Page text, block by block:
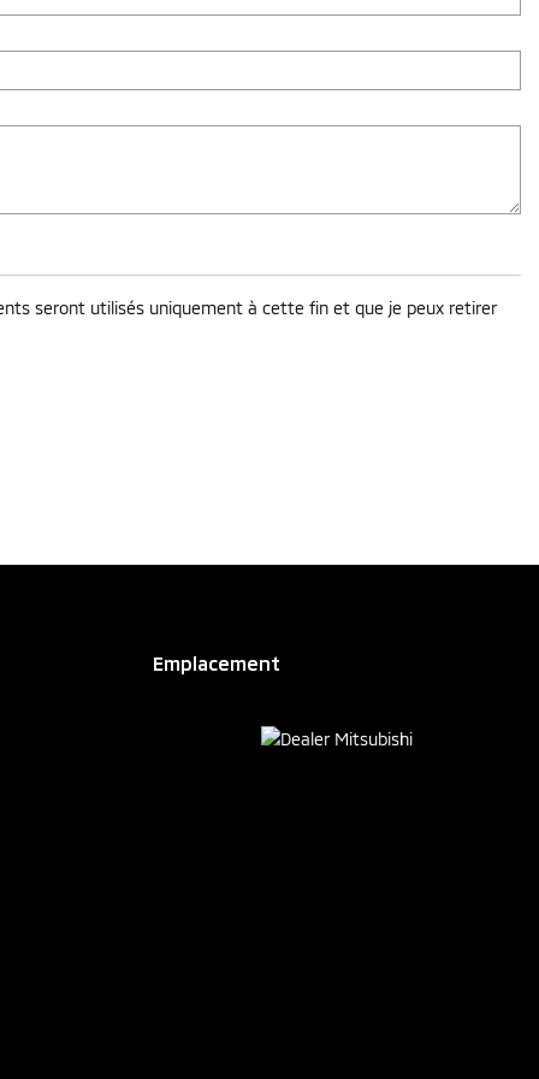
seront utilisés uniquement à cette fin et que je peux retirer
Emplacement